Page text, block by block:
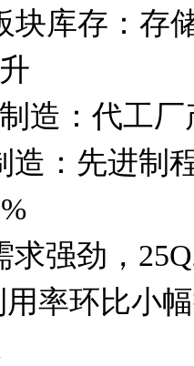
块库存：存
造：代工
造：先进制
求强劲，
用率环比小